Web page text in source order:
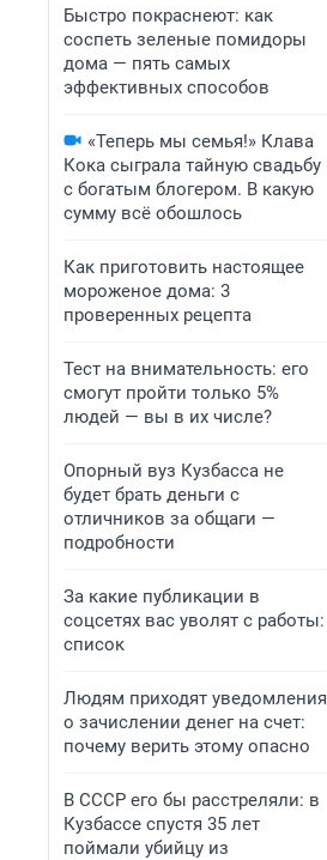
Быстро покраснеют: как
соспеть зеленые помидоры
дома — пять самых
эффективных способов
«Теперь мы семья!» Клава
Кока сыграла тайную свадьбу
с богатым блогером. В какую
сумму всё обошлось
Как приготовить настоящее
мороженое дома: 3
проверенных рецепта
Тест на внимательность: его
смогут пройти только 5%
людей — вы в их числе?
Опорный вуз Кузбасса не
будет брать деньги с
отличников за общаги —
подробности
За какие публикации в
соцсетях вас уволят с работы:
список
Людям приходят уведомления
о зачислении денег на счет:
почему верить этому опасно
В СССР его бы расстреляли: в
Кузбассе спустя 35 лет
поймали убийцу из